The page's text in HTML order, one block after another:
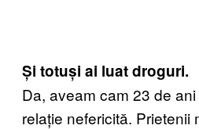
Și totuși ai luat droguri.
Da, aveam cam 23 de
relație nefericită. Prietenii